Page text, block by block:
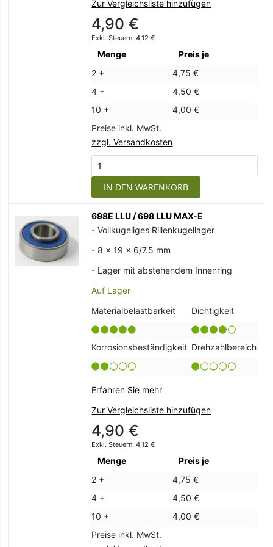
Zur Vergleichsliste hinzufügen
4,90 €
4,12 €
Menge
Preis je
2 +
4,75 €
4 +
4,50 €
10 +
4,00 €
Preise inkl. MwSt.
zzgl. Versandkosten
IN DEN WARENKORB
698E LLU / 698 LLU MAX-E
- Vollkugeliges Rillenkugellager
- 8 x 19 x 6/7.5 mm
- Lager mit abstehendem Innenring
Auf Lager
Materialbelastbarkeit
Dichtigkeit
Korrosionsbeständigkeit Drehzahlbereich
Erfahren Sie mehr
Zur Vergleichsliste hinzufügen
4,90 €
4,12 €
Menge
Preis je
2 +
4,75 €
4 +
4,50 €
10 +
4,00 €
Preise inkl. MwSt.